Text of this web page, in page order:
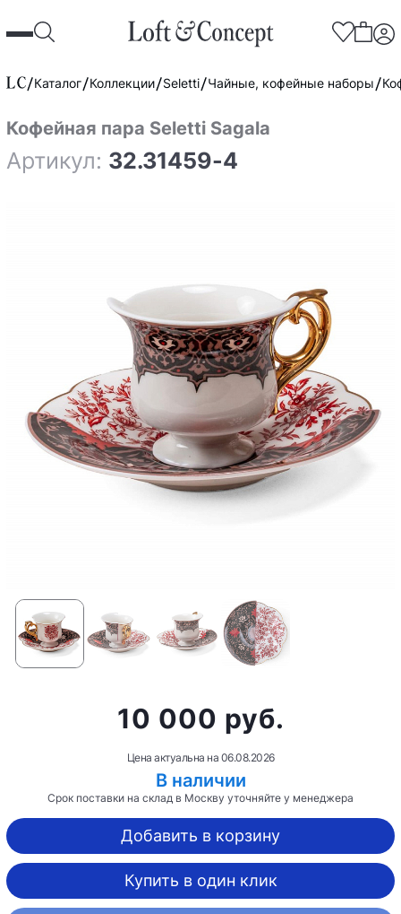
Каталог Коллекции Seletti Чайные, кофейные наборы
Кофейная пара Seletti Sagala
Артикул: 32.31459-4
10 000 руб.
Цена актуальна на 06.08.2026
В наличии
Срок поставки на склад в Москву уточняйте у менеджера
Добавить в корзину
Купить в один клик